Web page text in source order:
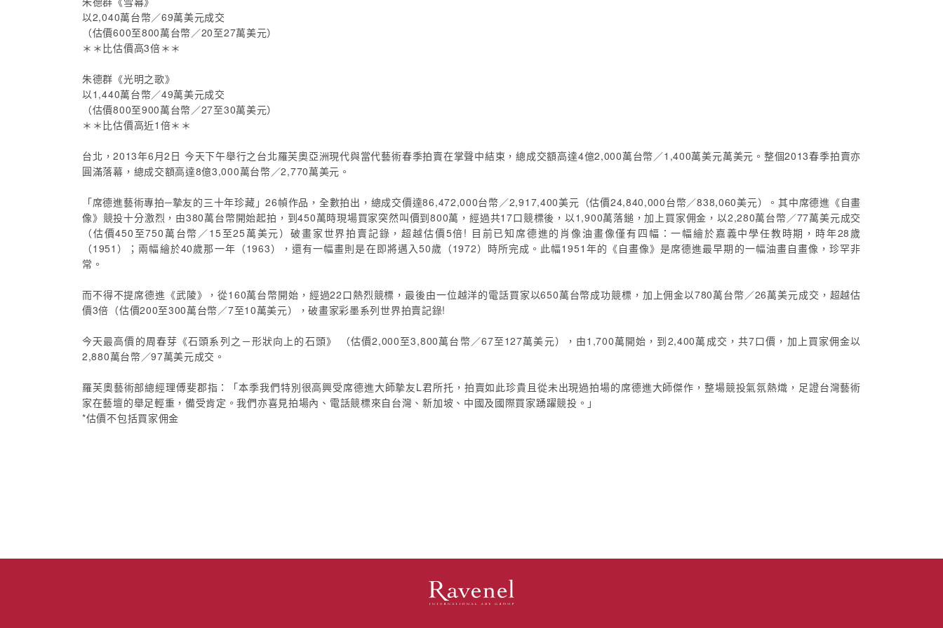
以2,040萬台幣／69萬美元成交
（估價600至800萬台幣／20至27萬美元）
＊＊比估價高3倍＊＊
朱德群《光明之歌》
以1,440萬台幣／49萬美元成交
（估價800至900萬台幣／27至30萬美元）
＊＊比估價高近1倍＊＊
台北，2013年6月2日 今天下午舉行之台北羅芙奧亞洲現代與當代藝術春季拍賣在掌聲中結束，總成交額高達4億2,000萬台幣／1,400萬美元萬美元。整個2013春季拍賣亦
圓滿落幕，總成交額高達8億3,000萬台幣／2,770萬美元。
「席德進藝術專拍─摯友的三十年珍藏」26幀作品，全數拍出，總成交價達86,472,000台幣／2,917,400美元（估價24,840,000台幣／838,060美元）。其中席德進《自畫
像》競投十分激烈，由380萬台幣開始起拍，到450萬時現場買家突然叫價到800萬，經過共17口競標後，以1,900萬落鎚，加上買家佣金，以2,280萬台幣／77萬美元成交
（估價450至750萬台幣／15至25萬美元）破畫家世界拍賣記錄，超越估價5倍! 目前已知席德進的肖像油畫像僅有四幅：一幅繪於嘉義中學任教時期，時年28歲
（1951）；兩幅繪於40歲那一年（1963），還有一幅畫則是在即將邁入50歲（1972）時所完成。此幅1951年的《自畫像》是席德進最早期的一幅油畫自畫像，珍罕非
常。
而不得不提席德進《武陵》，從160萬台幣開始，經過22口熱烈競標，最後由一位越洋的電話買家以650萬台幣成功競標，加上佣金以780萬台幣／26萬美元成交，超越估
價3倍（估價200至300萬台幣／7至10萬美元），破畫家彩墨系列世界拍賣記錄!
今天最高價的周春芽《石頭系列之－形狀向上的石頭》 （估價2,000至3,800萬台幣／67至127萬美元），由1,700萬開始，到2,400萬成交，共7口價，加上買家佣金以
2,880萬台幣／97萬美元成交。
羅芙奧藝術部總經理傅斐郡指：「本季我們特別很高興受席德進大師摯友L君所托，拍賣如此珍貴且從未出現過拍場的席德進大師傑作，整場競投氣氛熱熾，足證台灣藝術
家在藝壇的舉足輕重，備受肯定。我們亦喜見拍場內、電話競標來自台灣、新加坡、中國及國際買家踴躍競投。」
*估價不包括買家佣金